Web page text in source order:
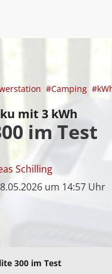
#Camping
mit 3 kWh
im Test
Schilling
um 14:57 Uhr
300 im Test